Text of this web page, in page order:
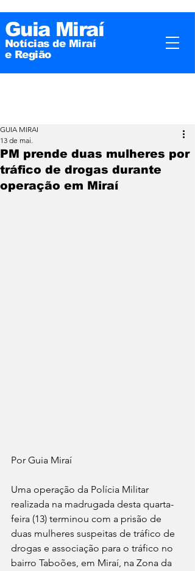
Guia Miraí
Notícias de Miraí
e Região
PM prende duas mulheres por
tráfico de drogas durante
operação em Miraí
GUIA MIRAI
13 de mai.
Por Guia Miraí
Uma operação da Polícia Militar
realizada na madrugada desta quarta-
feira (13) terminou com a prisão de
duas mulheres suspeitas de tráfico de
drogas e associação para o tráfico no
bairro Taboões, em Miraí, na Zona da